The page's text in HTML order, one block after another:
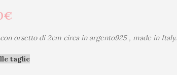
€
orsetto di 2cm circa in argento925 , made in Italy.
taglie